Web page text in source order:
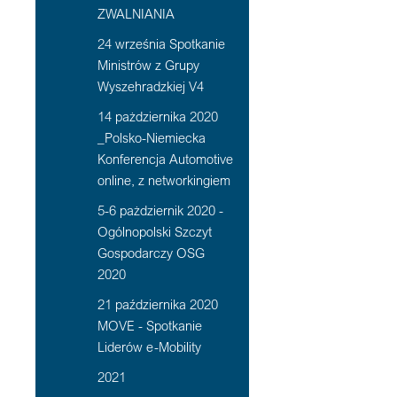
ZWALNIANIA
24 września Spotkanie
Ministrów z Grupy
Wyszehradzkiej V4
14 pażdziernika 2020
_Polsko-Niemiecka
Konferencja Automotive
online, z networkingiem
5-6 pażdziernik 2020 -
Ogólnopolski Szczyt
Gospodarczy OSG
2020
21 października 2020
MOVE - Spotkanie
Liderów e-Mobility
2021